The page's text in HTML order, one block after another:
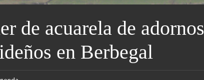
de acuarela de adornos
en Berbegal